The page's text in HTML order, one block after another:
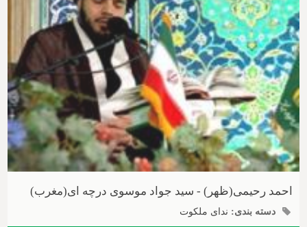
احمد رحیمی(ظهر) - سید جواد موسوی درچه ای(مغرب)
دسته بندی: ندای ملکوت